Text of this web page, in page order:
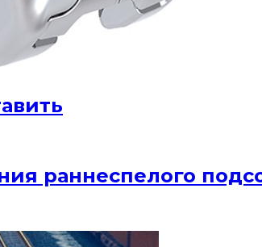
раннеспелого